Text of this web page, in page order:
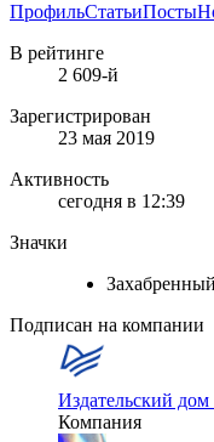
ПрофильСтатьиПосты
В рейтинге
2 609-й
Зарегистрирован
23 мая 2019
Активность
сегодня в 12:39
Значки
Захабренный
Подписан на компании
Издательский
Компания